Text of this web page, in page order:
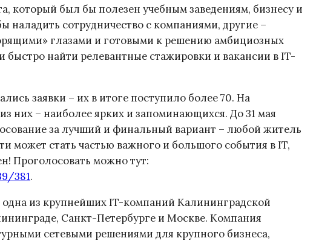
который был бы полезен учебным заведениям, бизнесу и
наладить сотрудничество с компаниями, другие –
глазами и готовыми к решению амбициозных
быстро найти релевантные стажировки и вакансии в IT-
заявки – их в итоге поступило более 70. На
них – наиболее ярких и запоминающихся. До 31 мая
за лучший и финальный вариант – любой житель
может стать частью важного и большого события в IT,
Проголосовать можно тут:
381.
из крупнейших IT-компаний Калининградской
Санкт-Петербурге и Москве. Компания
сетевыми решениями для крупного бизнеса,